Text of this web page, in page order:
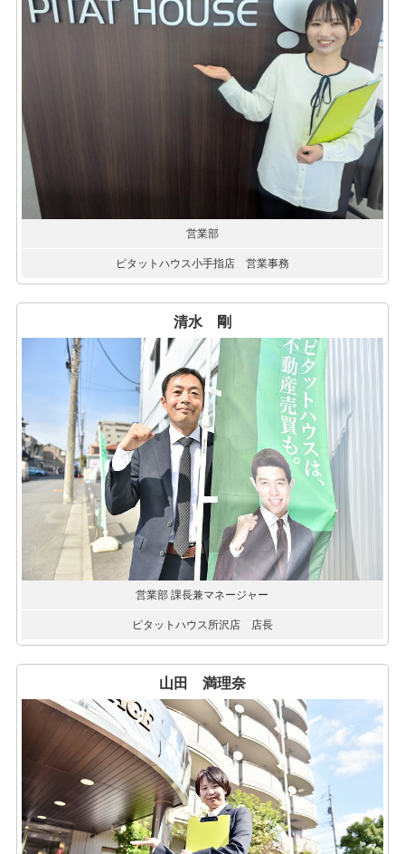
営業部
ピタットハウス小手指店 営業事務
清水 剛
営業部 課長兼マネージャー
ピタットハウス所沢店 店長
山田 満理奈